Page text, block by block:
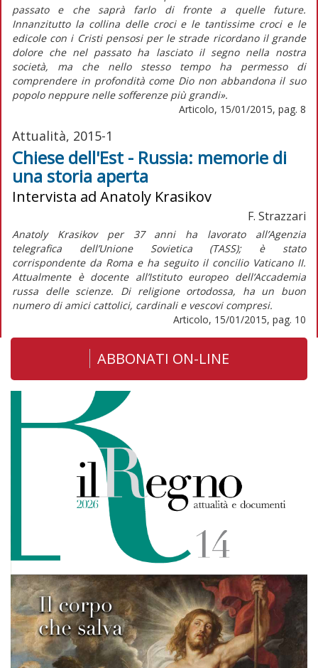
passato e che saprà farlo di fronte a quelle future.
Innanzitutto la collina delle croci e le tantissime croci e le
edicole con i Cristi pensosi per le strade ricordano il grande
dolore che nel passato ha lasciato il segno nella nostra
società, ma che nello stesso tempo ha permesso di
comprendere in profondità come Dio non abbandona il suo
popolo neppure nelle sofferenze più grandi».
Articolo, 15/01/2015, pag. 8
Attualità, 2015-1
Chiese dell'Est - Russia: memorie di
una storia aperta
Intervista ad Anatoly Krasikov
F. Strazzari
Anatoly Krasikov per 37 anni ha lavorato all’Agenzia
telegrafica dell’Unione Sovietica (TASS); è stato
corrispondente da Roma e ha seguito il concilio Vaticano II.
Attualmente è docente all’Istituto europeo dell’Accademia
russa delle scienze. Di religione ortodossa, ha un buon
numero di amici cattolici, cardinali e vescovi compresi.
Articolo, 15/01/2015, pag. 10
ABBONATI ON-LINE